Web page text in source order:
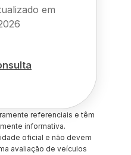
em
referenciais e têm
informativa.
oficial e não devem
avaliação de veículos